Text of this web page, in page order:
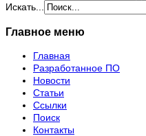
Искать...
Главное меню
Главная
Разработанное ПО
Новости
Статьи
Ссылки
Поиск
Контакты